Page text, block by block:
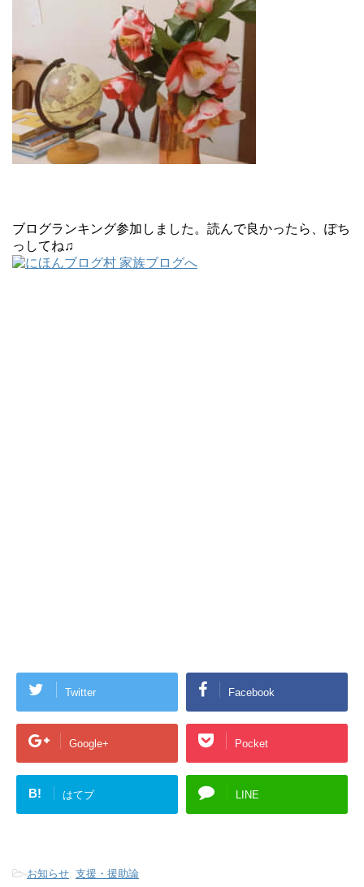
ブログランキング参加しました。読んで良かったら、ぽち
っしてね♫
Twitter Facebook
Google+ Pocket
B! はてブ LINE
-お知らせ, 支援・援助論